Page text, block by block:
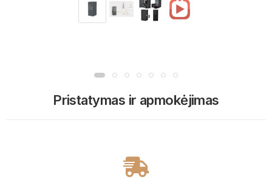
Pristatymas ir apmokėjimas